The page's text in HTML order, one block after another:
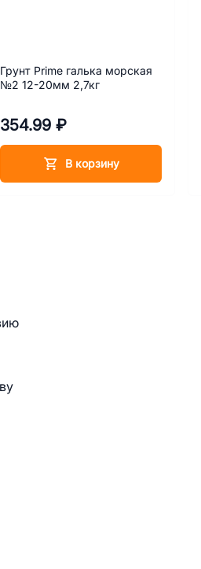
Грунт Prime галька морская
№2 12-20мм 2,7кг
354.99 ₽
В корзину